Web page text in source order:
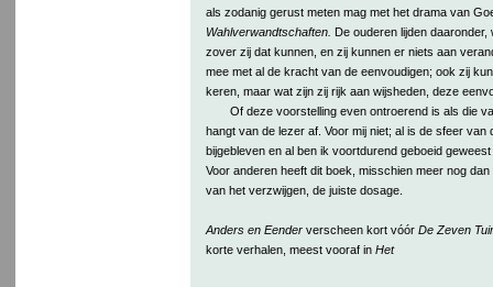
als zodanig gerust meten mag met het drama van
Wahlverwandtschaften. De ouderen lijden
zover zij dat kunnen, en zij kunnen er niets aan
mee met al de kracht van de eenvoudigen; ook zij
keren, maar wat zijn zij rijk aan wijsheden, deze
Of deze voorstelling even ontroerend is als die
hangt van de lezer af. Voor mij niet; al is de sfeer van
bijgebleven en al ben ik voortdurend geboeid geweest
Voor anderen heeft dit boek, misschien meer nog
van het verzwijgen, de juiste dosage.
Anders en Eenderverscheen kort vóór De Zeven
korte verhalen, meest vooraf in Het